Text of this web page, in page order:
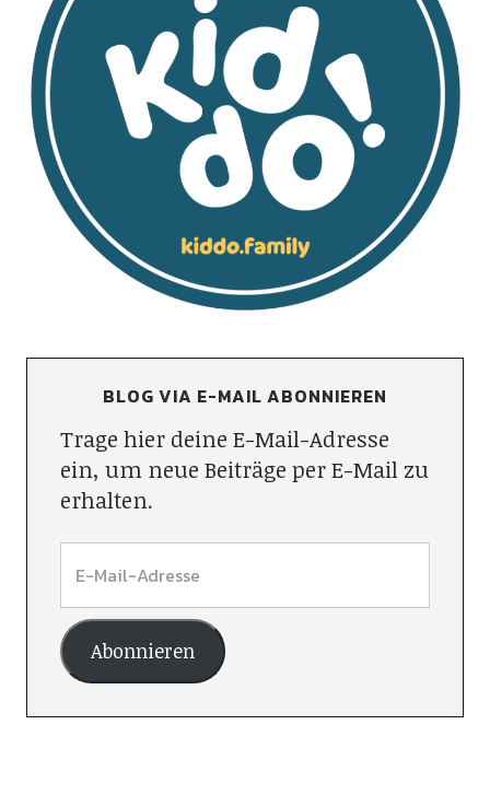
BLOG VIA E-MAIL ABONNIEREN
Trage hier deine E-Mail-Adresse
ein, um neue Beiträge per E-Mail zu
erhalten.
Abonnieren